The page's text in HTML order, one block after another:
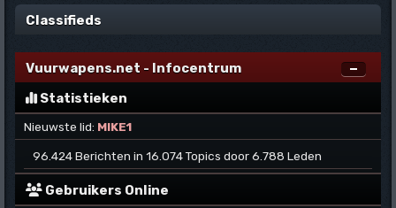
Classifieds
Vuurwapens.net - Infocentrum
Statistieken
Nieuwste lid: MIKE1
96.424 Berichten in 16.074 Topics door 6.788 Leden
Gebruikers Online